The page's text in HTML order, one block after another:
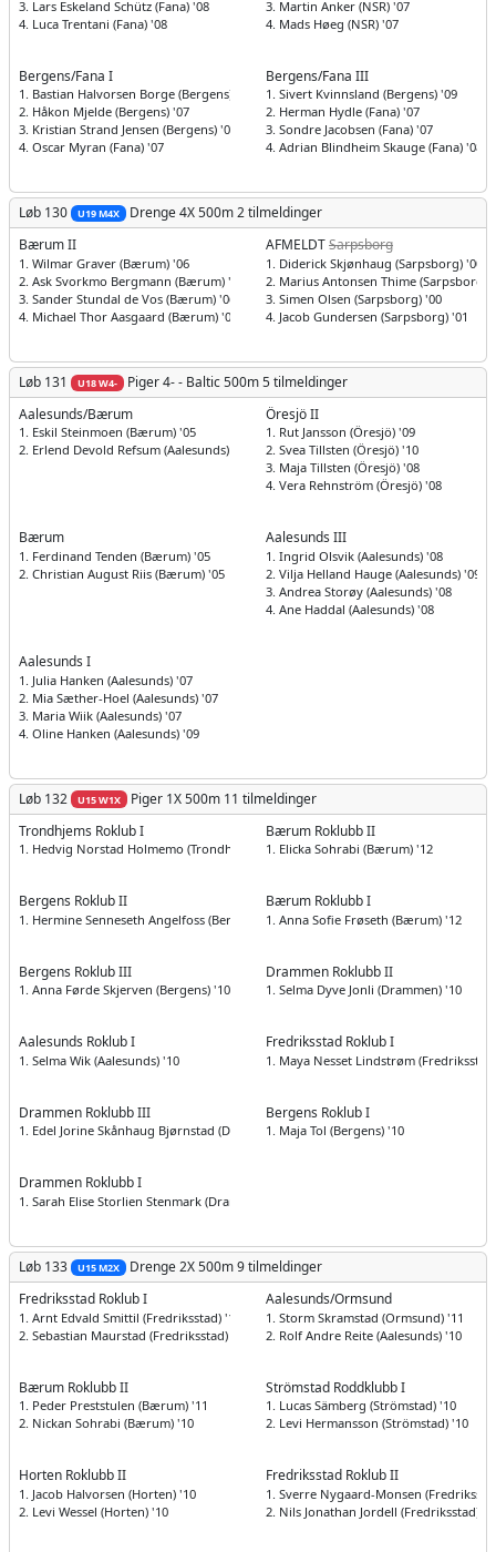
3. Lars Eskeland Schütz (Fana) '08
4. Luca Trentani (Fana) '08
3. Martin Anker (NSR) '07
4. Mads Høeg (NSR) '07
Bergens/Fana I
1. Bastian Halvorsen Borge (Bergens) '07
2. Håkon Mjelde (Bergens) '07
3. Kristian Strand Jensen (Bergens) '07
4. Oscar Myran (Fana) '07
Bergens/Fana III
1. Sivert Kvinnsland (Bergens) '09
2. Herman Hydle (Fana) '07
3. Sondre Jacobsen (Fana) '07
4. Adrian Blindheim Skauge (Fana) '08
Løb 130 U19 M4X Drenge4X 500m2 tilmeldinger
Bærum II
1. Wilmar Graver (Bærum) '06
2. Ask Svorkmo Bergmann (Bærum) '06
3. Sander Stundal de Vos (Bærum) '06
4. Michael Thor Aasgaard (Bærum) '07
AFMELDTSarpsborg
1. Diderick Skjønhaug (Sarpsborg) '00
2. Marius Antonsen Thime (Sarpsborg)
3. Simen Olsen (Sarpsborg) '00
4. Jacob Gundersen (Sarpsborg) '01
Løb 131 U18 W4- Piger4- - Baltic 500m5 tilmeldinger
Aalesunds/Bærum
1. Eskil Steinmoen (Bærum) '05
2. Erlend Devold Refsum (Aalesunds) '04
Öresjö II
1. Rut Jansson (Öresjö) '09
2. Svea Tillsten (Öresjö) '10
3. Maja Tillsten (Öresjö) '08
4. Vera Rehnström (Öresjö) '08
Bærum
1. Ferdinand Tenden (Bærum) '05
2. Christian August Riis (Bærum) '05
Aalesunds III
1. Ingrid Olsvik (Aalesunds) '08
2. Vilja Helland Hauge (Aalesunds) '09
3. Andrea Storøy (Aalesunds) '08
4. Ane Haddal (Aalesunds) '08
Aalesunds I
1. Julia Hanken (Aalesunds) '07
2. Mia Sæther-Hoel (Aalesunds) '07
3. Maria Wiik (Aalesunds) '07
4. Oline Hanken (Aalesunds) '09
Løb 132 U15 W1X Piger 1X 500m 11 tilmeldinger
Trondhjems Roklub I
1. Hedvig Norstad Holmemo (Trondhjems) '10
Bærum Roklubb II
1. Elicka Sohrabi (Bærum) '12
Bergens Roklub II
1. Hermine Senneseth Angelfoss (Bergens) '10
Bærum Roklubb I
1. Anna Sofie Frøseth (Bærum) '12
Bergens Roklub III
1. Anna Førde Skjerven (Bergens) '10
Drammen Roklubb II
1. Selma Dyve Jonli (Drammen) '10
Aalesunds Roklub I
1. Selma Wik (Aalesunds) '10
Fredriksstad Roklub I
1. Maya Nesset Lindstrøm
Drammen Roklubb III
1. Edel Jorine Skånhaug Bjørnstad (Drammen) '11
Bergens Roklub I
1. Maja Tol (Bergens) '10
Drammen Roklubb I
1. Sarah Elise Storlien Stenmark (Drammen) '10
Løb 133 U15 M2X Drenge2X 500m9 tilmeldinger
Fredriksstad Roklub I
1. Arnt Edvald Smittil (Fredriksstad) '10
2. Sebastian Maurstad (Fredriksstad) '10
Aalesunds/Ormsund
1. Storm Skramstad (Ormsund) '11
2. Rolf Andre Reite (Aalesunds) '10
Bærum Roklubb II
1. Peder Preststulen (Bærum) '11
2. Nickan Sohrabi (Bærum) '10
Strömstad Roddklubb I
1. Lucas Sämberg (Strömstad) '10
2. Levi Hermansson (Strömstad) '10
Horten Roklubb II
1. Jacob Halvorsen (Horten) '10
2. Levi Wessel (Horten) '10
Fredriksstad Roklub II
1. Sverre Nygaard-Monsen
2. Nils Jonathan Jordell (Fredriksstad)